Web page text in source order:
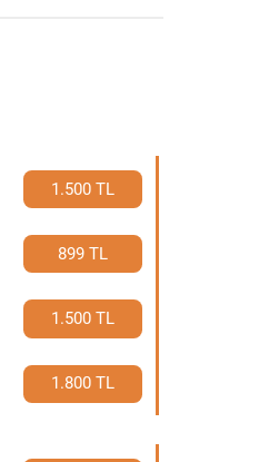
1.500 TL
899 TL
1.500 TL
1.800 TL